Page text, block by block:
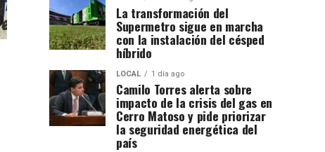
La transformación del
Supermetro sigue en marcha
con la instalación del césped
híbrido
LOCAL 1 día ago
Camilo Torres alerta sobre
impacto de la crisis del gas en
Cerro Matoso y pide priorizar
la seguridad energética del
país